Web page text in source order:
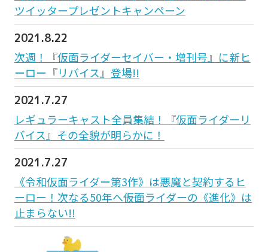
ツイッタープレゼントキャンペーン
2021.8.22
次週！『仮面ライダーセイバー・増刊号』に新ヒ
ーロー『リバイス』登場!!
2021.7.27
レギュラーキャスト全員集結！『仮面ライダーリ
バイス』その全貌が明らかに！
2021.7.27
《令和仮面ライダー第3作》は悪魔と契約するヒ
ーロー！次なる50年へ――仮面ライダーの《進化》は
止まらない!!